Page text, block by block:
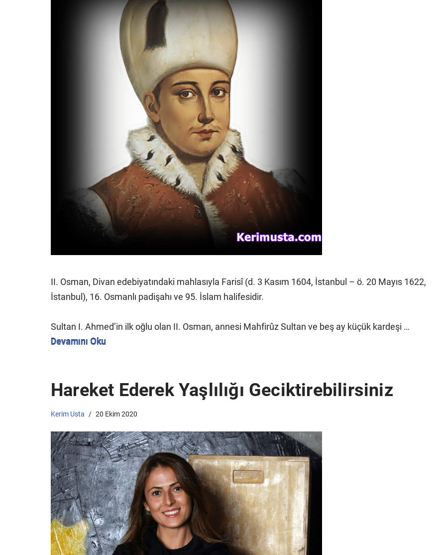
II. Osman, Divan edebiyatındaki mahlasıyla Farisî (d. 3 Kasım 1604, İstanbul – ö. 20 Mayıs 1622,
İstanbul), 16. Osmanlı padişahı ve 95. İslam halifesidir.
Sultan I. Ahmed’in ilk oğlu olan II. Osman, annesi Mahfirûz Sultan ve beş ay küçük kardeşi …
Devamını Oku
Hareket Ederek Yaşlılığı Geciktirebilirsiniz
Kerim Usta 20 Ekim 2020